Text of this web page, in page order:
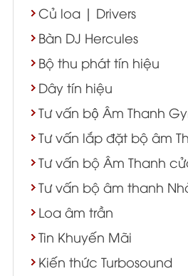
Củ loa | Drivers
Bàn DJ Hercules
Bộ thu phát tín hiệu
Dây tín hiệu
Tư vấn bộ Âm Thanh
Tư vấn lắp đặt bộ âm
Tư vấn bộ Âm Thanh
Tư vấn bộ âm thanh
Loa âm trần
Tin Khuyến Mãi
Kiến thức Turbosound